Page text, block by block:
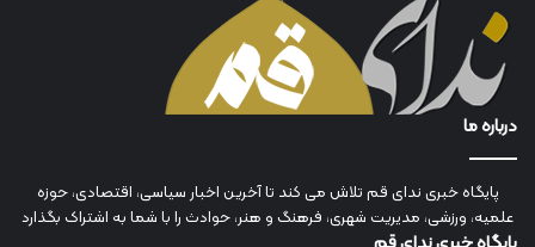
درباره ما
پایگاه خبری ندای قم تلاش می کند تا آخرین اخبار سیاسی، اقتصادی، حوزه
علمیه، ورزشی، مدیریت شهری، فرهنگ و هنر، حوادث را با شما به اشتراک بگذارد